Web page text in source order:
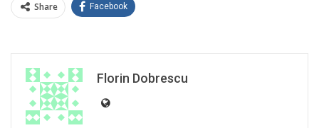
Share Facebook
Florin Dobrescu